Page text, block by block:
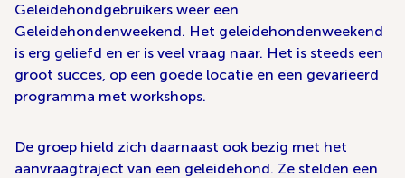
Geleidehondgebruikers weer een
Geleidehondenweekend. Het geleidehondenweekend
is erg geliefd en er is veel vraag naar. Het is steeds een
groot succes, op een goede locatie en een gevarieerd
programma met workshops.
De groep hield zich daarnaast ook bezig met het
aanvraagtraject van een geleidehond. Ze stelden een